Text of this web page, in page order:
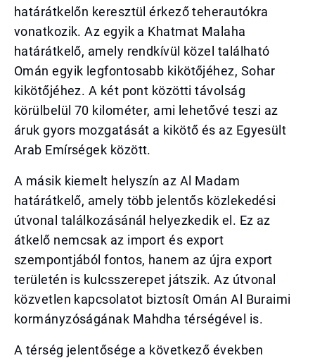
határátkelőn keresztül érkező teherautókra
vonatkozik. Az egyik a Khatmat Malaha
határátkelő, amely rendkívül közel található
Omán egyik legfontosabb kikötőjéhez, Sohar
kikötőjéhez. A két pont közötti távolság
körülbelül 70 kilométer, ami lehetővé teszi az
áruk gyors mozgatását a kikötő és az Egyesült
Arab Emírségek között.
A másik kiemelt helyszín az Al Madam
határátkelő, amely több jelentős közlekedési
útvonal találkozásánál helyezkedik el. Ez az
átkelő nemcsak az import és export
szempontjából fontos, hanem az újra export
területén is kulcsszerepet játszik. Az útvonal
közvetlen kapcsolatot biztosít Omán Al Buraimi
kormányzóságának Mahdha térségével is.
A térség jelentősége a következő években